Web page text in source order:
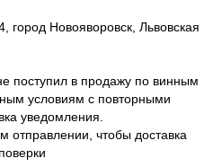
Новояворовск, Львовская
поступил в продажу по винным
условиям с повторными
уведомления.
отправлении, чтобы доставка